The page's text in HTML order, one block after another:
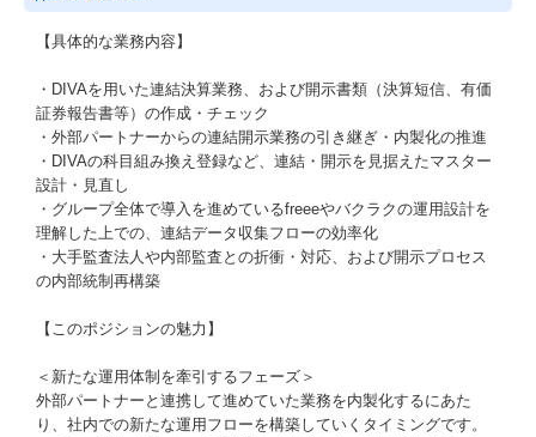
【具体的な業務内容】
・DIVAを用いた連結決算業務、および開示書類（決算短信、有価
証券報告書等）の作成・チェック
・外部パートナーからの連結開示業務の引き継ぎ・内製化の推進
・DIVAの科目組み換え登録など、連結・開示を見据えたマスター
設計・見直し
・グループ全体で導入を進めているfreeeやバクラクの運用設計を
理解した上での、連結データ収集フローの効率化
・大手監査法人や内部監査との折衝・対応、および開示プロセス
の内部統制再構築
【このポジションの魅力】
＜新たな運用体制を牽引するフェーズ＞
外部パートナーと連携して進めていた業務を内製化するにあた
り、社内での新たな運用フローを構築していくタイミングです。